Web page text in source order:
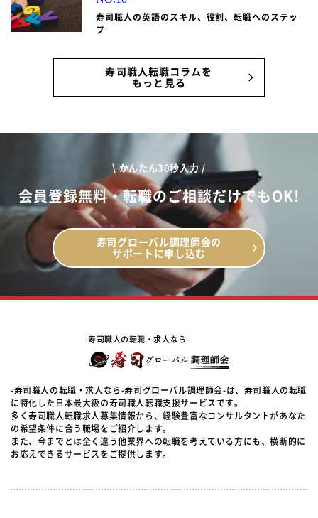
寿司職人の英語のスキル、役割、転職へのステッ
プ
寿司職人転職コラムを
もっと見る
\ かんたん30秒入力 /
会員登録無料・転職のご相談だけでもOK!
寿司グローバル調理師会の
サポートに申し込む
寿司職人の転職・求人なら-
-寿司職人の転職・求人なら-寿司グローバル調理師会-は、寿司職人の転職
に特化した日本最大級の寿司職人転職支援サービスです。
多く寿司職人転職求人募集情報から、経験豊富なコンサルタントがあなた
の希望条件に合う職場をご紹介します。
また、今までとは全く違う他業界への転職を考えている方にも、横断的に
お応えできるサービスをご提供します。